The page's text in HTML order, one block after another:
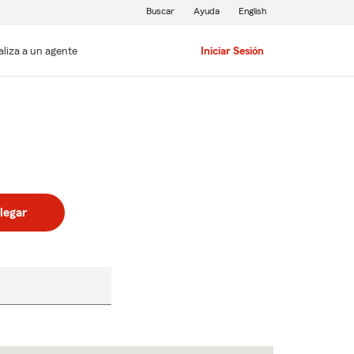
a un agente Iniciar Sesión
Buscar Ayuda English